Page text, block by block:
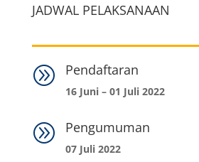
JADWAL PELAKSANAAN
A Pendaftaran
16 Juni – 01 Juli 2022
A Pengumuman
07 Juli 2022